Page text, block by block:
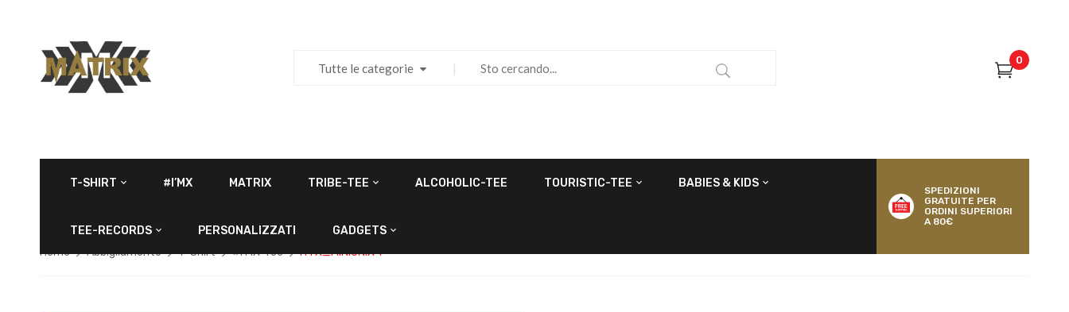
Tutte le categorie
0
T-SHIRT #I’MX MATRIX TRIBE-TEE ALCOHOLIC-TEE TOURISTIC-TEE BABIES & KIDS
TEE-RECORDS PERSONALIZZATI GADGETS
SPEDIZIONI
GRATUITE PER
ORDINI SUPERIORI
A 80€
Home Abbigliamento T-Shirt #I'MX-Tee I’M X_MINIONIX 1